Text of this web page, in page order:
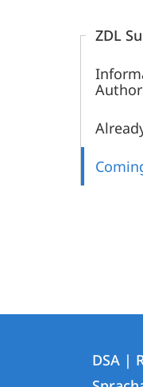
ZDL
Contact
details
DSA |